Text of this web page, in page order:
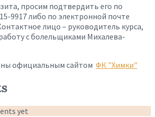
просим подтвердить его по
9917 либо по электронной почте
лицо – руководитель курса,
с болельщиками Михалева-
официальным сайтом ФК "Химки"
yet